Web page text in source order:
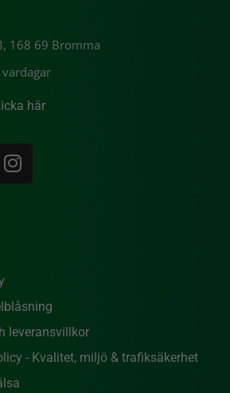
168 69 Bromma
här
leveransvillkor
- Kvalitet, miljö & trafiksäkerhet
Nödvändiga
Cookies går